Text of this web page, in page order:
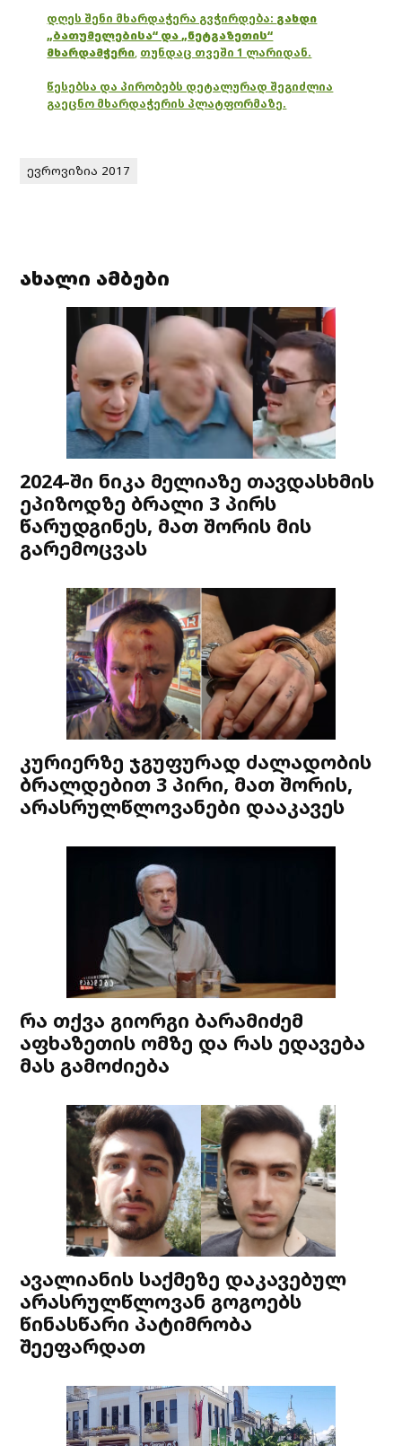
დღეს შენი მხარდაჭერა გვჭირდება: გახდი
„ბათუმელებისა“ და „ნეტგაზეთის“
მხარდამჭერი, თუნდაც თვეში 1 ლარიდან.
წესებსა და პირობებს დეტალურად შეგიძლია
გაეცნო მხარდაჭერის პლატფორმაზე.
ევროვიზია 2017
ახალი ამბები
2024-ში ნიკა მელიაზე თავდასხმის
ეპიზოდზე ბრალი 3 პირს
წარუდგინეს, მათ შორის მის
გარემოცვას
კურიერზე ჯგუფურად ძალადობის
ბრალდებით 3 პირი, მათ შორის,
არასრულწლოვანები დააკავეს
რა თქვა გიორგი ბარამიძემ
აფხაზეთის ომზე და რას ედავება
მას გამოძიება
ავალიანის საქმეზე დაკავებულ
არასრულწლოვან გოგოებს
წინასწარი პატიმრობა
შეეფარდათ